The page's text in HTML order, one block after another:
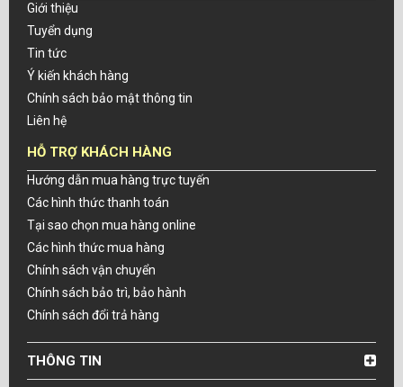
Giới thiệu
Tuyển dụng
Tin tức
Ý kiến khách hàng
Chính sách bảo mật thông tin
Liên hệ
HỖ TRỢ KHÁCH HÀNG
Hướng dẫn mua hàng trực tuyến
Các hình thức thanh toán
Tại sao chọn mua hàng online
Các hình thức mua hàng
Chính sách vận chuyển
Chính sách bảo trì, bảo hành
Chính sách đổi trả hàng
THÔNG TIN